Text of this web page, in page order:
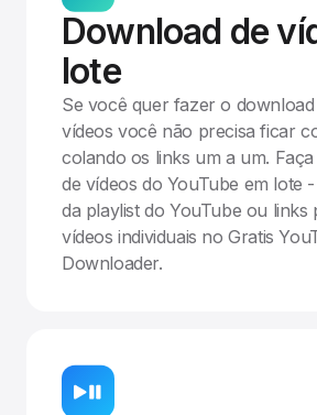
Download de
lote
Se você quer fazer o
vídeos você não precisa ficar
colando os links um a um.
de vídeos do YouTube em lote
da playlist do YouTube ou links
vídeos individuais no Gratis
Downloader.